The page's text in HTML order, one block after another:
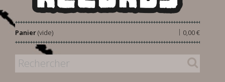
Panier 0,00 €
|
(vide)